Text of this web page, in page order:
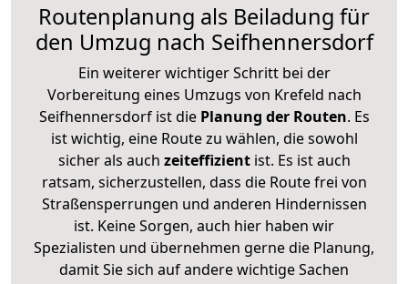
Routenplanung als Beiladung für
den Umzug nach Seifhennersdorf
Ein weiterer wichtiger Schritt bei der
Vorbereitung eines Umzugs von Krefeld nach
Seifhennersdorf ist diePlanung der Routen. Es
ist wichtig, eine Route zu wählen, die sowohl
sicher als auch zeiteffizientist. Es ist auch
ratsam, sicherzustellen, dass die Route frei von
Straßensperrungen und anderen Hindernissen
ist. Keine Sorgen, auch hier haben wir
Spezialisten und übernehmen gerne die Planung,
damit Sie sich auf andere wichtige Sachen